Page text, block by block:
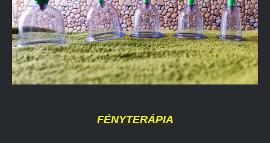
FÉNYTERÁPIA